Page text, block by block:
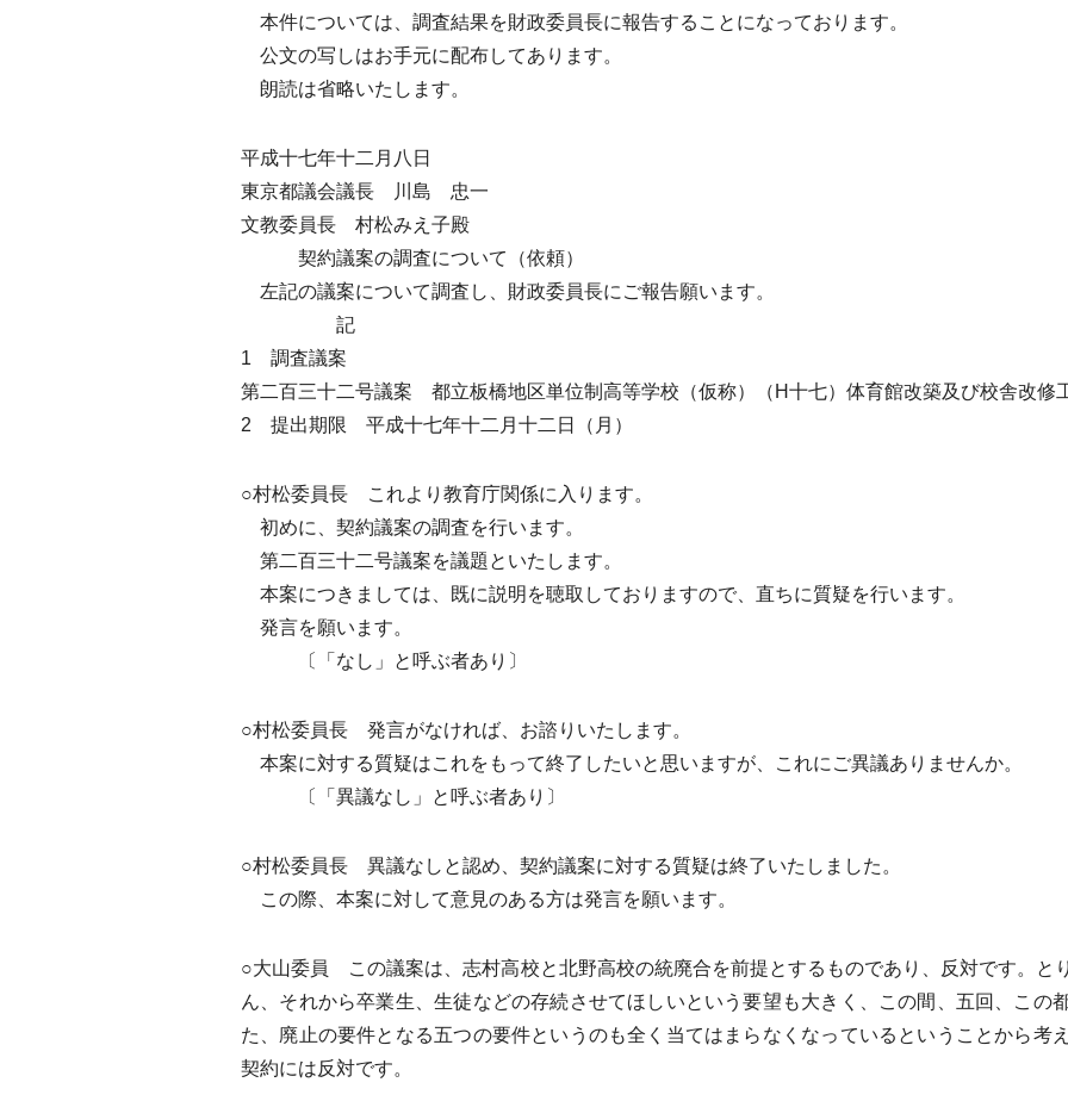
本件については、調査結果を財政委員長に報告することになっております。
公文の写しはお手元に配布してあります。
朗読は省略いたします。
平成十七年十二月八日
東京都議会議長 川島 忠一
文教委員長 村松みえ子殿
契約議案の調査について（依頼）
左記の議案について調査し、財政委員長にご報告願います。
記
1 調査議案
第二百三十二号議案 都立板橋地区単位制高等学校（仮称）（H十七）体育館改築及び校舎改修
2 提出期限 平成十七年十二月十二日（月）
○村松委員長 これより教育庁関係に入ります。
初めに、契約議案の調査を行います。
第二百三十二号議案を議題といたします。
本案につきましては、既に説明を聴取しておりますので、直ちに質疑を行います。
発言を願います。
〔「なし」と呼ぶ者あり〕
○村松委員長 発言がなければ、お諮りいたします。
本案に対する質疑はこれをもって終了したいと思いますが、これにご異議ありませんか。
〔「異議なし」と呼ぶ者あり〕
○村松委員長 異議なしと認め、契約議案に対する質疑は終了いたしました。
この際、本案に対して意見のある方は発言を願います。
○大山委員 この議案は、志村高校と北野高校の統廃合を前提とするものであり、反対です。と
ん、それから卒業生、生徒などの存続させてほしいという要望も大きく、この間、五回、この
た、廃止の要件となる五つの要件というのも全く当てはまらなくなっているということから考
契約には反対です。